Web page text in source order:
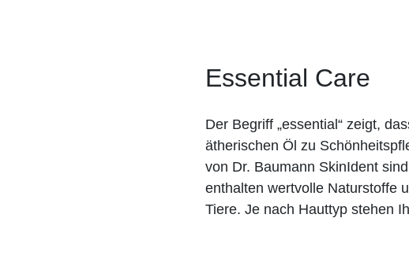
Essential Care
Der Begriff „essential“ zeigt,
ätherischen Öl zu
von Dr. Baumann SkinIdent
enthalten wertvolle Naturstoffe
Tiere. Je nach Hauttyp stehen